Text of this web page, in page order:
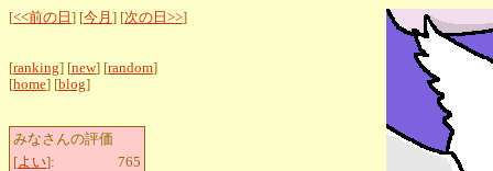
[<<前の日 ] [今月 ] [次の日>>]
[ranking] [new] [random]
[home] [blog]
みなさんの評価
[よい]:
765